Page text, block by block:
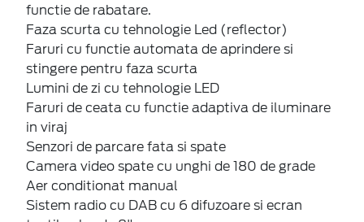
functie de rabatare.
Faza scurta cu tehnologie Led (reflector)
Faruri cu functie automata de aprindere si
stingere pentru faza scurta
Lumini de zi cu tehnologie LED
Faruri de ceata cu functie adaptiva de iluminare
in viraj
Senzori de parcare fata si spate
Camera video spate cu unghi de 180 de grade
Aer conditionat manual
Sistem radio cu DAB cu 6 difuzoare si ecran